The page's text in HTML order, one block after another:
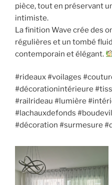
pièce, tout en préservant
intimiste.
La finition Wave crée des
régulières et un tombé
contemporain et élégant.
#rideaux #voilages
#décorationintérieure
#railrideau #lumière
#lachauxdefonds
#décoration #surmesure